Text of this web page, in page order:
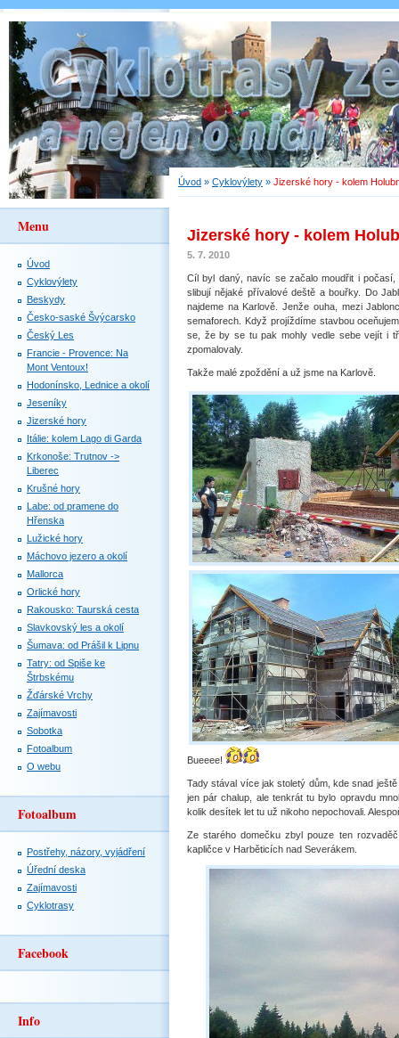
Úvod » Cyklovýlety » Jizerské hory - kolem
Jizerské hory - kolem
5. 7. 2010
Cíl byl daný, navíc se začalo moudřit i
slibují nějaké přívalové deště a bouřky. Do
najdeme na Karlově. Jenže ouha, mezi
semaforech. Když projíždíme stavbou
se, že by se tu pak mohly vedle sebe vejít i
zpomalovaly.
Takže malé zpoždění a už jsme na Karlově.
Bueeee!
Tady stával více jak stoletý dům, kde snad
jen pár chalup, ale tenkrát tu bylo opravdu
kolik desítek let tu už nikoho nepochovali.
Ze starého domečku zbyl pouze ten
kapličce v Harběticích nad Severákem.
Menu
Úvod
Cyklovýlety
Beskydy
Česko-saské Švýcarsko
Český Les
Francie - Provence: Na
Mont Ventoux!
Hodonínsko, Lednice a okolí
Jeseníky
Jizerské hory
Itálie: kolem Lago di Garda
Krkonoše: Trutnov ->
Liberec
Krušné hory
Labe: od pramene do
Hřenska
Lužické hory
Máchovo jezero a okolí
Mallorca
Orlické hory
Rakousko: Taurská cesta
Slavkovský les a okolí
Šumava: od Prášil k Lipnu
Tatry: od Spiše ke
Štrbskému
Žďárské Vrchy
Zajímavosti
Sobotka
Fotoalbum
O webu
Fotoalbum
Postřehy, názory, vyjádření
Úřední deska
Zajímavosti
Cyklotrasy
Facebook
Info